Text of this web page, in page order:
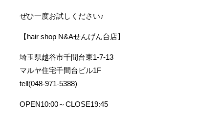
ぜひ一度お試しください♪
【hair shop N&Aせんげん台店】
埼玉県越谷市千間台東1-7-13
マルヤ住宅千間台ビル1F
tell(048-971-5388)
OPEN10:00～CLOSE19:45